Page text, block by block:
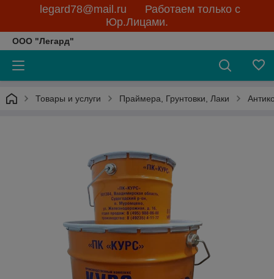
legard78@mail.ru Работаем только с
Юр.Лицами.
ООО "Легард"
Товары и услуги Праймера, Грунтовки, Лаки